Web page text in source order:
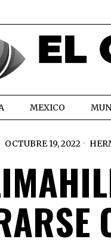
MEXICO
OCTUBRE 19, 2022